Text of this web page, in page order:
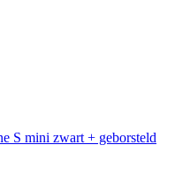
S mini zwart + geborsteld